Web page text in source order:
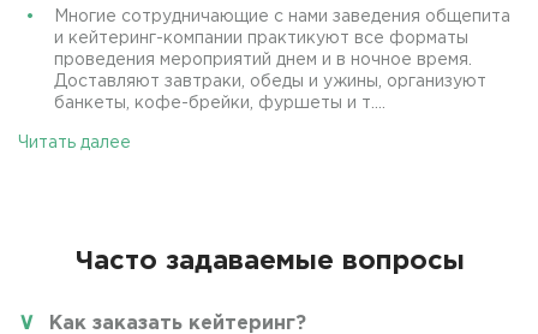
Многие сотрудничающие с нами заведения общепита
и кейтеринг-компании практикуют все форматы
проведения мероприятий днем и в ночное время.
Доставляют завтраки, обеды и ужины, организуют
банкеты, кофе-брейки, фуршеты и т....
Читать далее
Часто задаваемые вопросы
Как заказать кейтеринг?